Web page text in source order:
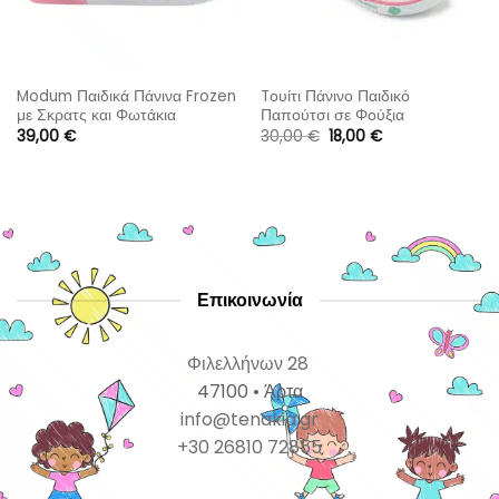
Modum Παιδικά Πάνινα Frozen
με Σκρατς και Φωτάκια
Τιρκουάζ
39,00 €
Tουίτι Πάνινο Παιδικό
Παπούτσι σε Φούξια
30,00€ Original
price
18,00 €Η
Επικοινωνία
Φιλελλήνων 28
47100 • Άρτα
info@tenakia.gr
+30 26810 72855